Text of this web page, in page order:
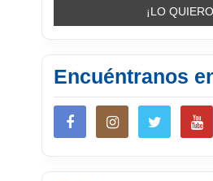
Encuéntranos